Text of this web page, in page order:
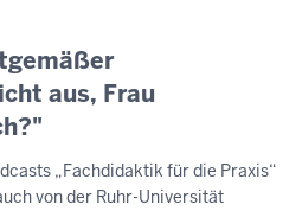
aus, Frau
„Fachdidaktik für die Praxis“
von der Ruhr-Universität